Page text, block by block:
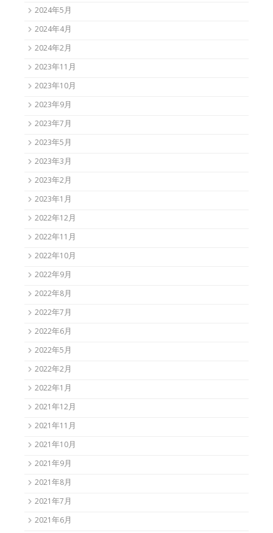
2024年5月
2024年4月
2024年2月
2023年11月
2023年10月
2023年9月
2023年7月
2023年5月
2023年3月
2023年2月
2023年1月
2022年12月
2022年11月
2022年10月
2022年9月
2022年8月
2022年7月
2022年6月
2022年5月
2022年2月
2022年1月
2021年12月
2021年11月
2021年10月
2021年9月
2021年8月
2021年7月
2021年6月